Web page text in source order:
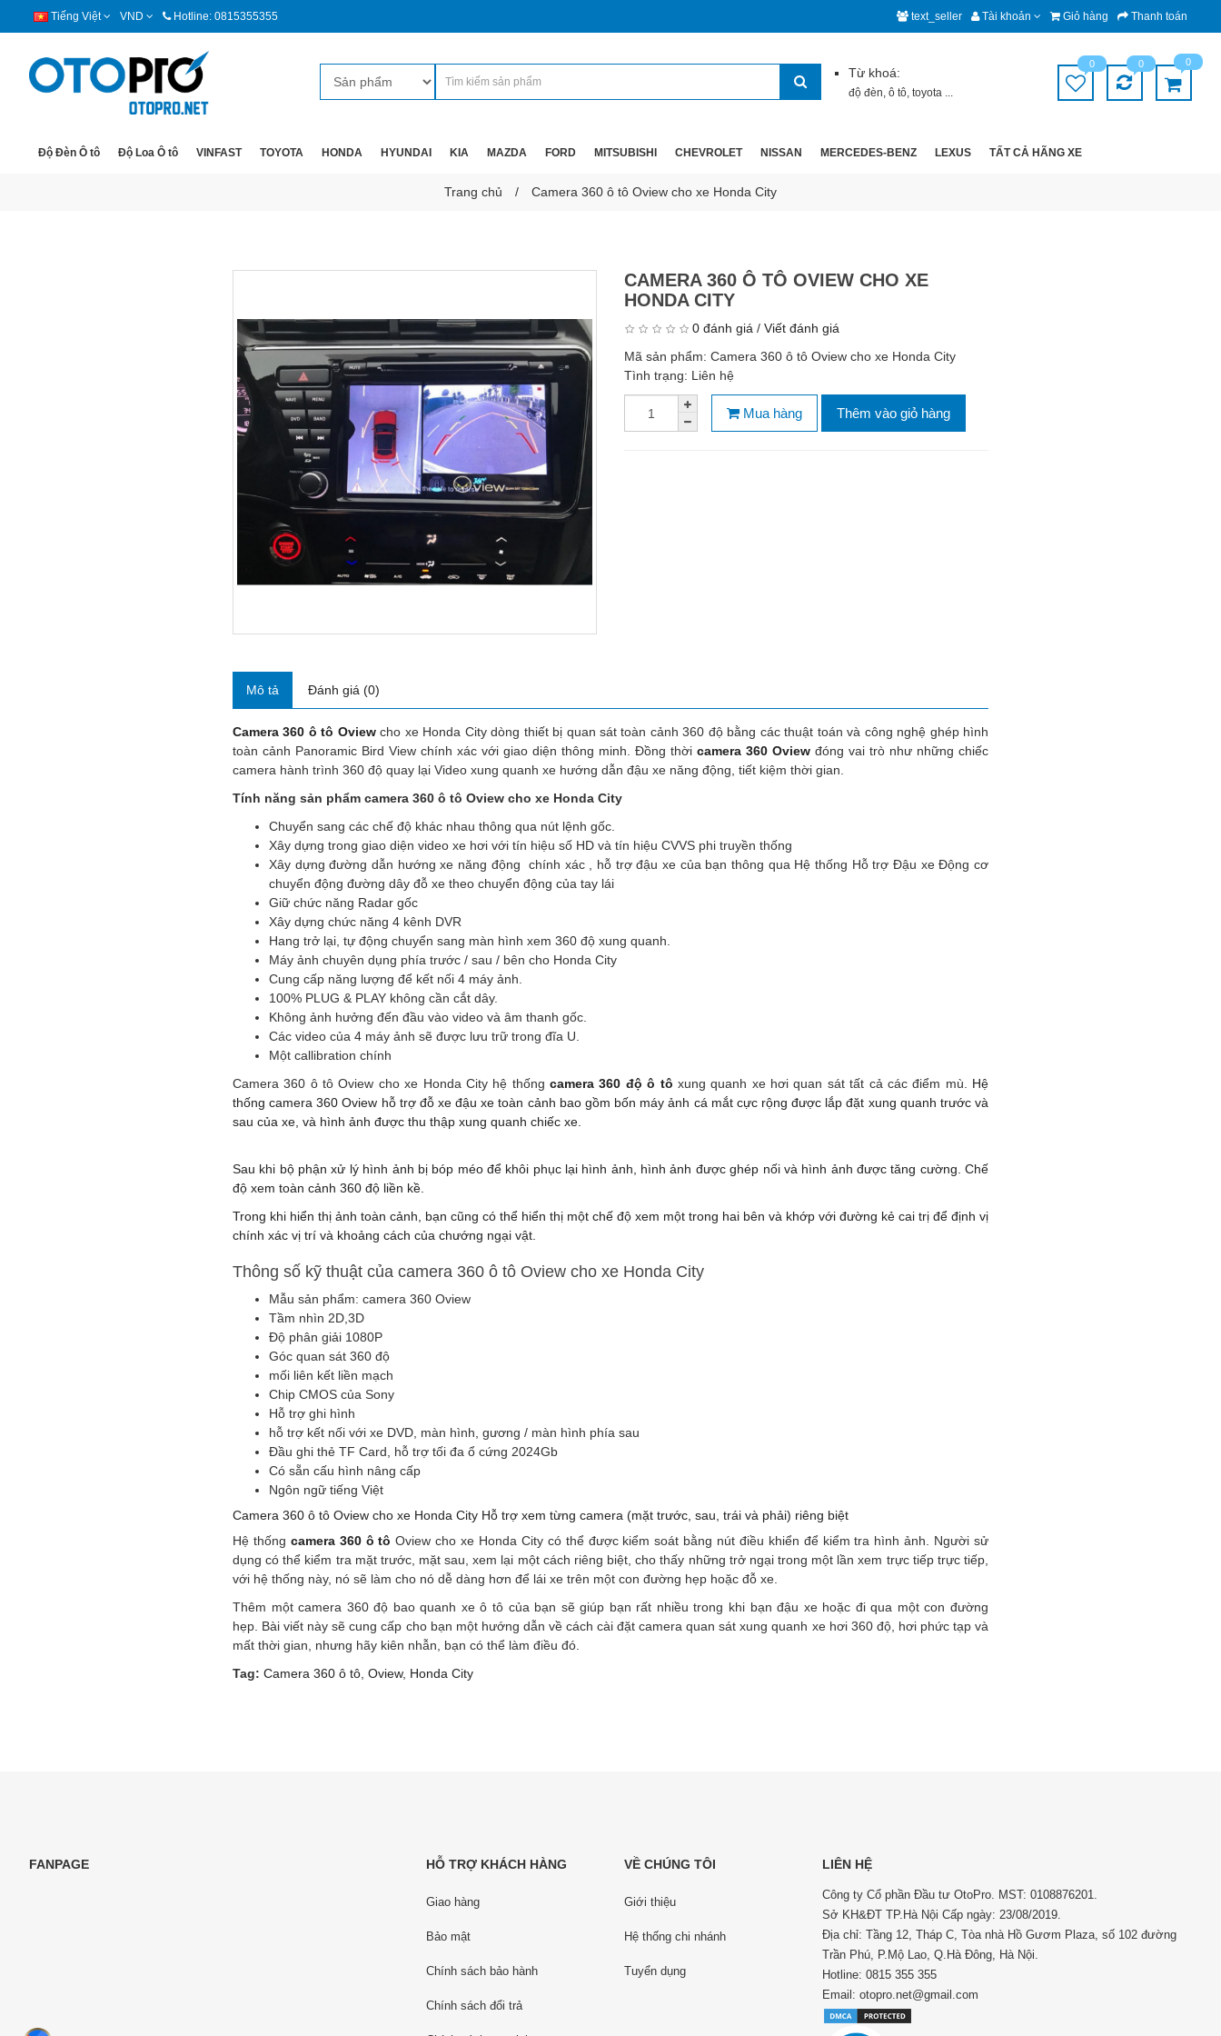
Tiếng Việt VND Hotline: 0815355355 text_seller Tài khoản Giỏ hàng Thanh toán
Từ khoá:
độ đèn,ô tô,toyota ...
0 0 0
Độ Đèn Ô tô Độ Loa Ô tô VINFAST TOYOTA HONDA HYUNDAI KIA MAZDA FORD MITSUBISHI CHEVROLET NISSAN MERCEDES-BENZ LEXUS TẤT CẢ HÃNG XE
Trang chủ Camera 360 ô tô Oview cho xe Honda City
CAMERA 360 Ô TÔ OVIEW CHO XE
HONDA CITY
0 đánh giá / Viết đánh giá
Mã sản phẩm: Camera 360 ô tô Oview cho xe Honda City
Tình trạng: Liên hệ
Mua hàng Thêm vào giỏ hàng
Mô tả Đánh giá (0)
Camera 360 ô tô Oviewcho xe Honda City dòng thiết bị quan sát toàn cảnh 360 độ bằng các thuật toán và công nghệ ghép hình
toàn cảnh Panoramic Bird View chính xác với giao diện thông minh. Đồng thời camera 360 Oview đóng vai trò như những chiếc
camera hành trình 360 độ quay lại Video xung quanh xe hướng dẫn đậu xe năng động, tiết kiệm thời gian.
Tính năng sản phẩm camera 360 ô tô Oview cho xe Honda City
Chuyển sang các chế độ khác nhau thông qua nút lệnh gốc.
Xây dựng trong giao diện video xe hơi với tín hiệu số HD và tín hiệu CVVS phi truyền thống
Xây dựng đường dẫn hướng xe năng động chính xác , hỗ trợ đậu xe của bạn thông qua Hệ thống Hỗ trợ Đậu xe Động cơ
chuyển động đường dây đỗ xe theo chuyển động của tay lái
Giữ chức năng Radar gốc
Xây dựng chức năng 4 kênh DVR
Hang trở lại, tự động chuyển sang màn hình xem 360 độ xung quanh.
Máy ảnh chuyên dụng phía trước / sau / bên cho Honda City
Cung cấp năng lượng để kết nối 4 máy ảnh.
100% PLUG & PLAY không cần cắt dây.
Không ảnh hưởng đến đầu vào video và âm thanh gốc.
Các video của 4 máy ảnh sẽ được lưu trữ trong đĩa U.
Một callibration chính
Camera 360 ô tô Oview cho xe Honda City hệ thốngcamera 360 độ ô tô xung quanh xe hơi quan sát tất cả các điểm mù. Hệ
thống camera 360 Oview hỗ trợ đỗ xe đậu xe toàn cảnh bao gồm bốn máy ảnh cá mắt cực rộng được lắp đặt xung quanh trước và
sau của xe, và hình ảnh được thu thập xung quanh chiếc xe.
Sau khi bộ phận xử lý hình ảnh bị bóp méo để khôi phục lại hình ảnh, hình ảnh được ghép nối và hình ảnh được tăng cường. Chế
độ xem toàn cảnh 360 độ liền kề.
Trong khi hiển thị ảnh toàn cảnh, bạn cũng có thể hiển thị một chế độ xem một trong hai bên và khớp với đường kẻ cai trị để định vị
chính xác vị trí và khoảng cách của chướng ngại vật.
Thông số kỹ thuật của camera 360 ô tô Oview cho xe Honda City
Mẫu sản phẩm: camera 360 Oview
Tầm nhìn 2D,3D
Độ phân giải 1080P
Góc quan sát 360 độ
mối liên kết liền mạch
Chip CMOS của Sony
Hỗ trợ ghi hình
hỗ trợ kết nối với xe DVD, màn hình, gương / màn hình phía sau
Đầu ghi thẻ TF Card, hỗ trợ tối đa ổ cứng 2024Gb
Có sẵn cấu hình nâng cấp
Ngôn ngữ tiếng Việt
Camera 360 ô tô Oview cho xe Honda City Hỗ trợ xem từng camera (mặt trước, sau, trái và phải) riêng biệt
Hệ thống camera 360 ô tô Oview cho xe Honda City có thể được kiểm soát bằng nút điều khiển để kiểm tra hình ảnh. Người sử
dụng có thể kiểm tra mặt trước, mặt sau, xem lại một cách riêng biệt, cho thấy những trở ngại trong một lần xem trực tiếp trực tiếp,
với hệ thống này, nó sẽ làm cho nó dễ dàng hơn để lái xe trên một con đường hẹp hoặc đỗ xe.
Thêm một camera 360 độ bao quanh xe ô tô của bạn sẽ giúp bạn rất nhiều trong khi bạn đậu xe hoặc đi qua một con đường
hẹp. Bài viết này sẽ cung cấp cho bạn một hướng dẫn về cách cài đặt camera quan sát xung quanh xe hơi 360 độ, hơi phức tạp và
mất thời gian, nhưng hãy kiên nhẫn, bạn có thể làm điều đó.
Tag: Camera 360 ô tô Oview, Honda City
FANPAGE HỖ TRỢ KHÁCH HÀNG
Giao hàng
Bảo mật
Chính sách bảo hành
Chính sách đổi trả
VỀ CHÚNG TÔI
Giới thiệu
Hệ thống chi nhánh
Tuyển dụng
LIÊN HỆ
Công ty Cổ phần Đầu tư OtoPro. MST: 0108876201.
Sở KH&ĐT TP.Hà Nội Cấp ngày: 23/08/2019.
Địa chỉ: Tầng 12, Tháp C, Tòa nhà Hồ Gươm Plaza, số 102 đường
Trần Phú, P.Mộ Lao, Q.Hà Đông, Hà Nội.
Hotline: 0815 355 355
Email: otopro.net@gmail.com